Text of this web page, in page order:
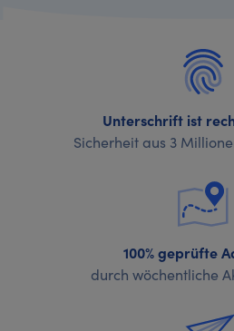
Unterschrift ist
Sicherheit aus 3
100% geprüfte
durch wöchentliche